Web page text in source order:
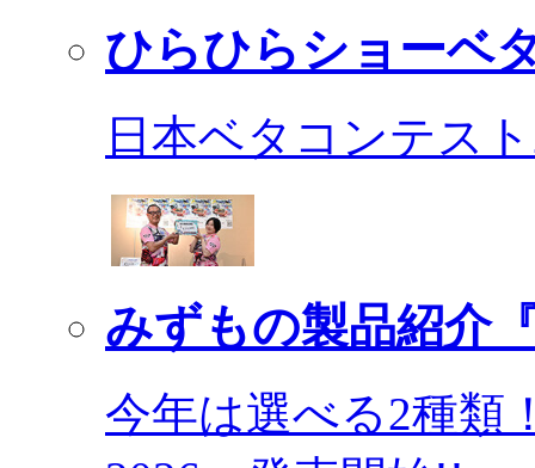
ひらひらショーベ
日本ベタコンテス
みずもの製品紹介
今年は選べる2種類